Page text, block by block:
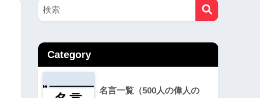
Category
名言一覧（500人の偉人の